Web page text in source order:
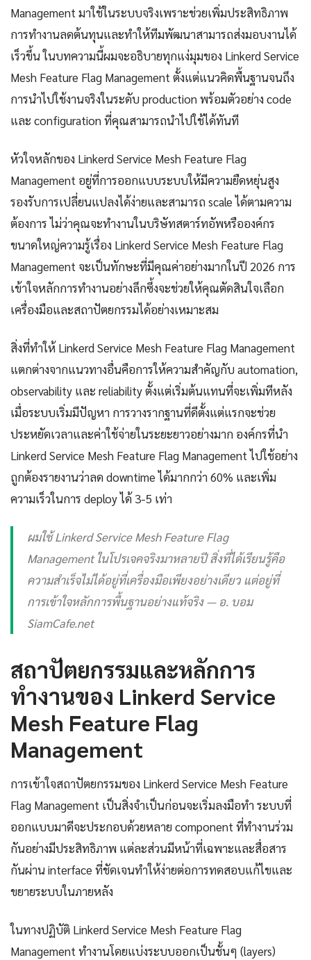
Management มาใช้ในระบบจริงเพราะช่วยเพิ่มประสิทธิภาพ
การทำงานลดต้นทุนและทำให้ทีมพัฒนาสามารถส่งมอบงานได้
เร็วขึ้น ในบทความนี้ผมจะอธิบายทุกแง่มุมของ Linkerd Service
Mesh Feature Flag Management ตั้งแต่แนวคิดพื้นฐานจนถึง
การนำไปใช้งานจริงในระดับ production พร้อมตัวอย่าง code
และ configuration ที่คุณสามารถนำไปใช้ได้ทันที
หัวใจหลักของ Linkerd Service Mesh Feature Flag
Management อยู่ที่การออกแบบระบบให้มีความยืดหยุ่นสูง
รองรับการเปลี่ยนแปลงได้ง่ายและสามารถ scale ได้ตามความ
ต้องการ ไม่ว่าคุณจะทำงานในบริษัทสตาร์ทอัพหรือองค์กร
ขนาดใหญ่ความรู้เรื่อง Linkerd Service Mesh Feature Flag
Management จะเป็นทักษะที่มีคุณค่าอย่างมากในปี 2026 การ
เข้าใจหลักการทำงานอย่างลึกซึ้งจะช่วยให้คุณตัดสินใจเลือก
เครื่องมือและสถาปัตยกรรมได้อย่างเหมาะสม
สิ่งที่ทำให้ Linkerd Service Mesh Feature Flag Management
แตกต่างจากแนวทางอื่นคือการให้ความสำคัญกับ automation,
observability และ reliability ตั้งแต่เริ่มต้นแทนที่จะเพิ่มทีหลัง
เมื่อระบบเริ่มมีปัญหา การวางรากฐานที่ดีตั้งแต่แรกจะช่วย
ประหยัดเวลาและค่าใช้จ่ายในระยะยาวอย่างมาก องค์กรที่นำ
Linkerd Service Mesh Feature Flag Management ไปใช้อย่าง
ถูกต้องรายงานว่าลด downtime ได้มากกว่า 60% และเพิ่ม
ความเร็วในการ deploy ได้ 3-5 เท่า
ผมใช้ Linkerd Service Mesh Feature Flag
Management ในโปรเจคจริงมาหลายปี สิ่งที่ได้เรียนรู้คือ
ความสำเร็จไม่ได้อยู่ที่เครื่องมือเพียงอย่างเดียว แต่อยู่ที่
การเข้าใจหลักการพื้นฐานอย่างแท้จริง — อ. บอม
SiamCafe.net
สถาปัตยกรรมและหลักการ
ทำงานของ Linkerd Service
Mesh Feature Flag
Management
การเข้าใจสถาปัตยกรรมของ Linkerd Service Mesh Feature
Flag Management เป็นสิ่งจำเป็นก่อนจะเริ่มลงมือทำ ระบบที่
ออกแบบมาดีจะประกอบด้วยหลาย component ที่ทำงานร่วม
กันอย่างมีประสิทธิภาพ แต่ละส่วนมีหน้าที่เฉพาะและสื่อสาร
กันผ่าน interface ที่ชัดเจนทำให้ง่ายต่อการทดสอบแก้ไขและ
ขยายระบบในภายหลัง
ในทางปฏิบัติ Linkerd Service Mesh Feature Flag
Management ทำงานโดยแบ่งระบบออกเป็นชั้นๆ (layers)